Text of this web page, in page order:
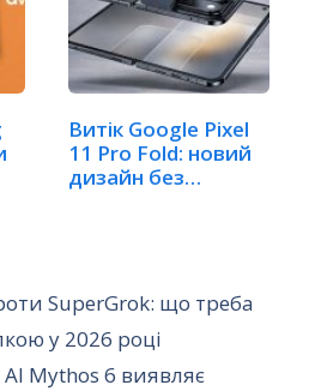
Витік Google Pixel
11 Pro Fold: новий
дизайн без…
SuperGrok: що треба
у 2026 році
Mythos 6 виявляє